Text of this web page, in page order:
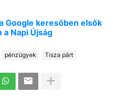
Google keresőben elsők
Napi Újság
pénzügyek Tisza párt